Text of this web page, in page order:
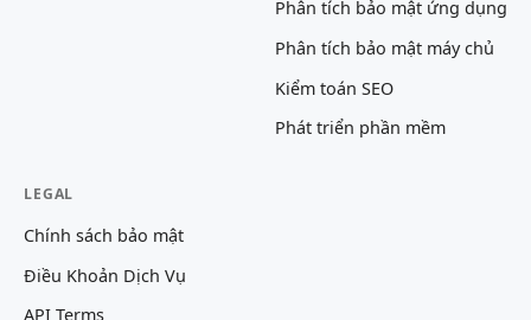
Phân tích bảo mật ứng dụng
Phân tích bảo mật máy chủ
Kiểm toán SEO
Phát triển phần mềm
LEGAL
Chính sách bảo mật
Điều Khoản Dịch Vụ
API Terms